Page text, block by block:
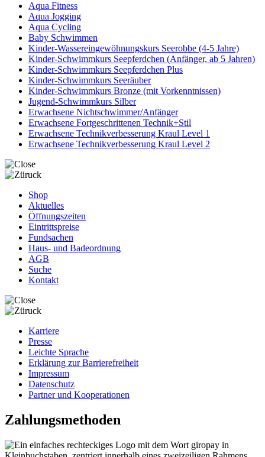
Aqua Fitness
Aqua Jogging
Aqua Cycling
Baby Schwimmen
Kinder-Wassereingewöhnungskurs Seerobbe (4-5 Jahre)
Kinder-Schwimmkurs Seepferdchen (Anfänger, ab 5 Jahren)
Kinder-Schwimmkurs Seepferdchen Plus
Kinder-Schwimmkurs Seeräuber
Kinder-Schwimmkurs Bronze (mit Vorkenntnissen)
Jugend-Schwimmkurs Silber
Erwachsene Nichtschwimmer/Anfänger
Erwachsene Fortgeschrittenen Technik+Stil
Erwachsene Technikverbesserung Kraul Level 1
Erwachsene Technikverbesserung Kraul Level 2
Shop
Aktuelles
Öffnungszeiten
Eintrittspreise
Fundsachen
Haus- und Badeordnung
AGB
Suche
Kontakt
Karriere
Presse
Leichte Sprache
Erklärung zur Barrierefreiheit
Impressum
Datenschutz
Partner und Kooperationen
Zahlungsmethoden